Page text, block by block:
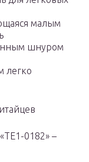
малым
шнуром
легко
0182» –